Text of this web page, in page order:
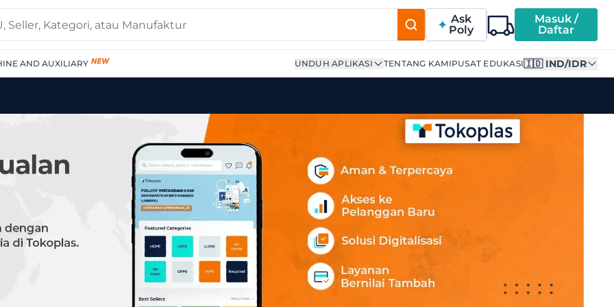
Ask
Poly
Masuk /
Daftar
AND AUXILIARY UNDUH APLIKASI TENTANG KAMIPUSAT EDUKASI🇮🇩 IND/IDR
3001 PP – Additive for polypropylene